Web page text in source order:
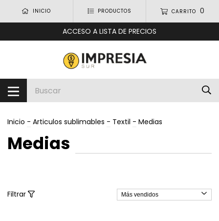
INICIO PRODUCTOS CARRITO 0
ACCESO A LISTA DE PRECIOS
Inicio - Articulos sublimables - Textil - Medias
Medias
Filtrar